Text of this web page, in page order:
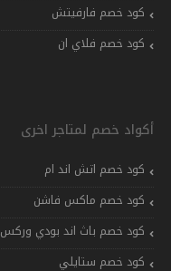
كود خصم فارفيتش
كود خصم فلاي ان
أكواد خصم لمتاجر اخرى
كود خصم اتش اند ام
كود خصم ماكس فاشن
كود خصم باث اند بودي وركس
كود خصم ستايلي